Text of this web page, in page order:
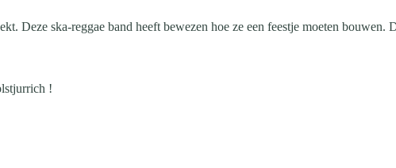
Deze ska-reggae band heeft bewezen hoe ze een feestje moeten
!